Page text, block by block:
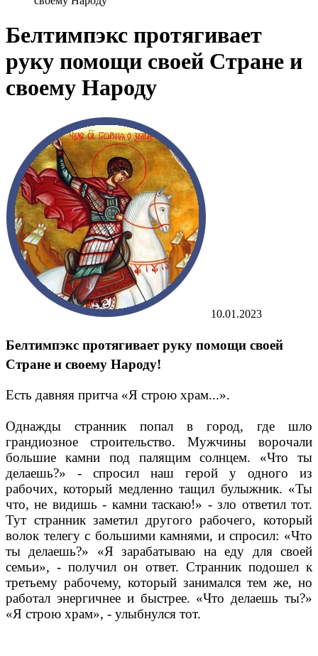
Белтимпэкс протягивает
руку помощи своей Стране и
своему Народу
10.01.2023
Белтимпэкс протягивает руку помощи своей
Стране и своему Народу!
Есть давняя притча «Я строю храм...».
Однажды странник попал в город, где шло
грандиозное строительство. Мужчины ворочали
большие камни под палящим солнцем. «Что ты
делаешь?» - спросил наш герой у одного из
рабочих, который медленно тащил булыжник. «Ты
что, не видишь - камни таскаю!» - зло ответил тот.
Тут странник заметил другого рабочего, который
волок телегу с большими камнями, и спросил: «Что
ты делаешь?» «Я зарабатываю на еду для своей
семьи», - получил он ответ. Странник подошел к
третьему рабочему, который занимался тем же, но
работал энергичнее и быстрее. «Что делаешь ты?»
«Я строю храм», - улыбнулся тот.